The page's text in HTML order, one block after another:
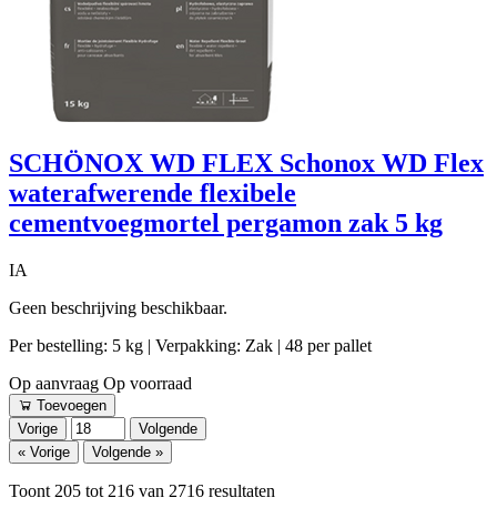
SCHÖNOX WD FLEX Schonox WD Flex
waterafwerende flexibele
cementvoegmortel pergamon zak 5 kg
IA
Geen beschrijving beschikbaar.
Per bestelling: 5 kg | Verpakking: Zak | 48 per pallet
Op aanvraag Op voorraad
Toevoegen
Vorige
Volgende
« Vorige
Volgende »
Toont 205 tot 216 van 2716 resultaten